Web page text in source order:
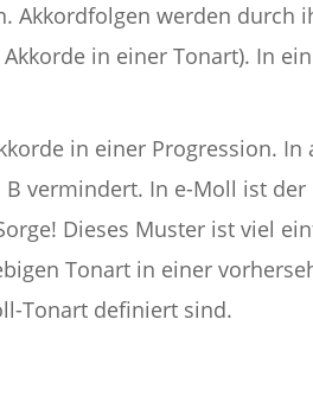
Akkordfolgen werden durch
in einer Tonart). In
in einer Progression. In
vermindert. In e-Moll ist der
Dieses Muster ist viel
Tonart in einer
Tonart definiert sind.